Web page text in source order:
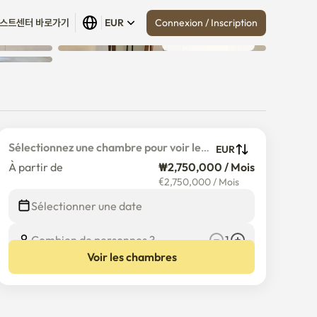
트센터 바로가기 EUR
Connexion / Inscription
Tout afficher (4)
Sélectionnez une chambre pour voir le
prix détaillé
EUR
À partir de ₩2,750,000 / Mois
€2,750,000/ Mois
Sélectionner une date
Combien de personnes ?
1
Voir les chambres